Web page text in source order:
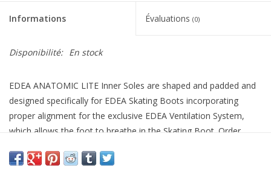
Informations Évaluations (0)
Disponibilité: En stock
EDEA ANATOMIC LITE Inner Soles are shaped and padded and
designed specifically for EDEA Skating Boots incorporating
proper alignment for the exclusive EDEA Ventilation System,
which allows the foot to breathe in the Skating Boot. Order
Sole is to be installed in.